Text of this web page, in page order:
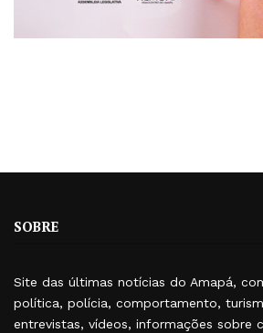
SOBRE
Site das últimas notícias do Amapá,
política, polícia, comportamento,
entrevistas, vídeos, informações sobre